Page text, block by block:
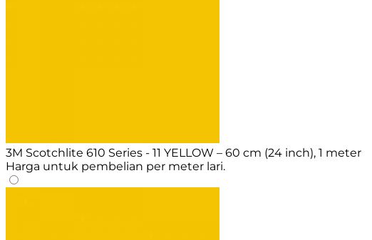
3M Scotchlite 610 Series - 11 YELLOW – 60 cm (24 inch), 1 meter
Harga untuk pembelian per meter lari.